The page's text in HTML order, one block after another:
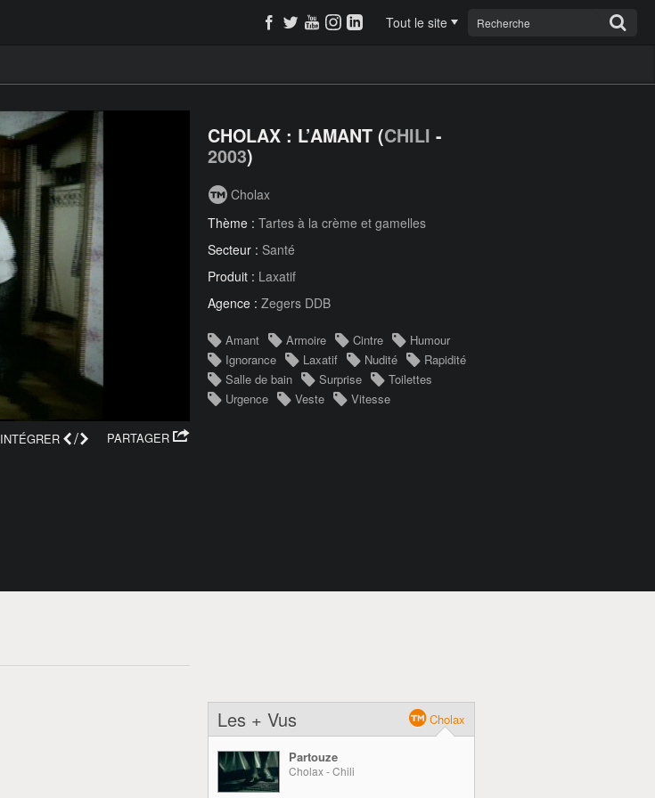
Tout le site
PARTAGER
INTÉGRER /
CHOLAX : L’AMANT (CHILI -
2003)
Cholax
Thème : Tartes à la crème et gamelles
Secteur : Santé
Produit : Laxatif
Agence : Zegers DDB
Amant Armoire Cintre
Humour
Ignorance
Laxatif Nudité
Rapidité
Salle de bain
Surprise
Toilettes
Urgence
Veste Vitesse
Les + Vus Cholax
Partouze
Cholax - Chili